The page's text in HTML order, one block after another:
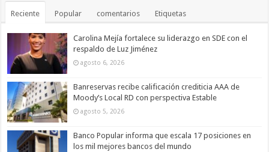
Reciente Popular comentarios Etiquetas
Carolina Mejía fortalece su liderazgo en SDE con el
respaldo de Luz Jiménez
agosto 6, 2026
Banreservas recibe calificación crediticia AAA de
Moody’s Local RD con perspectiva Estable
agosto 5, 2026
Banco Popular informa que escala 17 posiciones en
los mil mejores bancos del mundo